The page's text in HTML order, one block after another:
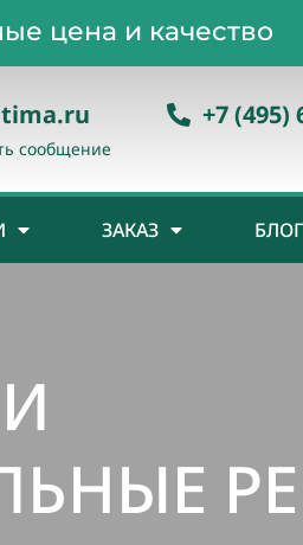
цена и качество
сообщение
+7 (495)
ЗАКАЗ БЛОГ